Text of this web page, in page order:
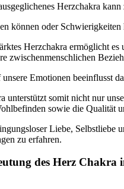
Herzchakra
können oder
Herzchakra ermöglicht
zwischenmenschlichen
Emotionen beeinflusst
unterstützt somit nicht nur
sowie die Qualität
Liebe, Selbstliebe
zu erfahren.
des Herz Chakra